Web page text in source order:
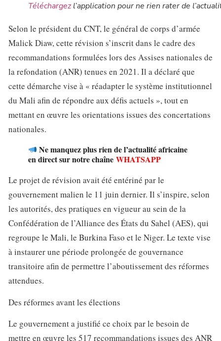
Téléchargezl’application pour ne rien rater de
Selon le président du CNT, le général de corps d’armée
Malick Diaw, cette révision s’inscrit dans le cadre des
recommandations formulées lors des Assises nationales de
la refondation (ANR) tenues en 2021. Il a déclaré que
cette démarche vise à « réadapter le système institutionnel
du Mali afin de répondre aux défis actuels », tout en
mettant en œuvre les orientations issues des concertations
nationales.
Ne manquez plus rien de l’actualité africaine
en direct sur notre chaîne WHATSAPP
Le projet de révision avait été entériné par le
gouvernement malien le 11 juin dernier. Il s’inspire, selon
les autorités, des pratiques en vigueur au sein de la
Confédération de l’Alliance des États du Sahel (AES), qui
regroupe le Mali, le Burkina Faso et le Niger. Le texte vise
à instaurer une période prolongée de gouvernance
transitoire afin de permettre l’aboutissement des réformes
attendues.
Des réformes avant les élections
Le gouvernement a justifié ce choix par le besoin de
mettre en œuvre les 517 recommandations issues des ANR